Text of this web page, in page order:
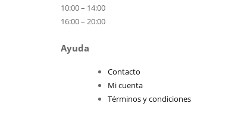
10:00 – 14:00
16:00 – 20:00
Ayuda
Contacto
Mi cuenta
Términos y condiciones